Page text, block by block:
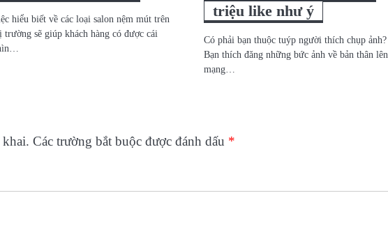
hiểu biết về các loại salon nệm mút trên
trường sẽ giúp khách hàng có được cái
triệu like như ý
Có phải bạn thuộc tuýp người thích chụp ảnh?
Bạn thích đăng những bức ảnh về bản thân lên
mạng…
Các trường bắt buộc được đánh dấu *